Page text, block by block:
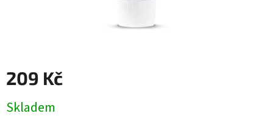
209 Kč
cena:
Skladem